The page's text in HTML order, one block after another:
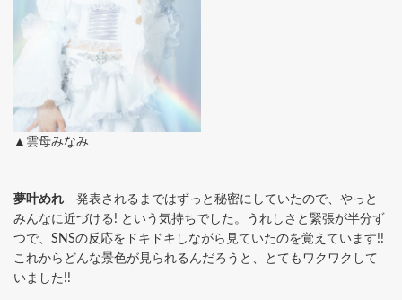
▲雲母みなみ
夢叶めれ 発表されるまではずっと秘密にしていたので、やっと
みんなに近づける! という気持ちでした。うれしさと緊張が半分ず
つで、SNSの反応をドキドキしながら見ていたのを覚えています!!
これからどんな景色が見られるんだろうと、とてもワクワクして
いました!!